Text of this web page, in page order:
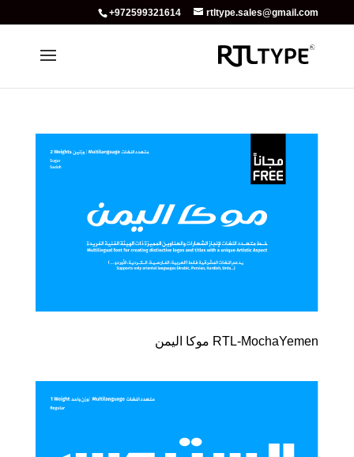
+972599321614 rtltype.sales@gmail.com
RTL-MochaYemen موكا اليمن